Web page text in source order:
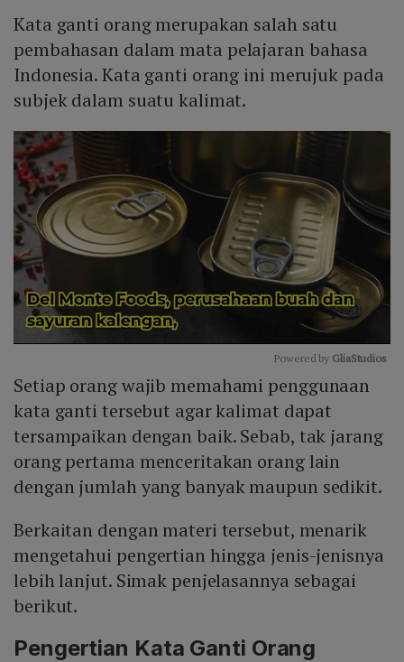
Kata ganti orang merupakan salah satu
pembahasan dalam mata pelajaran bahasa
Indonesia. Kata ganti orang ini merujuk pada
subjek dalam suatu kalimat.
Mute
Powered by GliaStudios
Setiap orang wajib memahami penggunaan
kata ganti tersebut agar kalimat dapat
tersampaikan dengan baik. Sebab, tak jarang
orang pertama menceritakan orang lain
dengan jumlah yang banyak maupun sedikit.
Berkaitan dengan materi tersebut, menarik
mengetahui pengertian hingga jenis-jenisnya
lebih lanjut. Simak penjelasannya sebagai
berikut.
Pengertian Kata Ganti Orang